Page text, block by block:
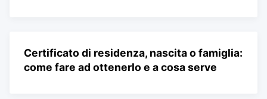
Certificato di residenza, nascita o famiglia:
come fare ad ottenerlo e a cosa serve